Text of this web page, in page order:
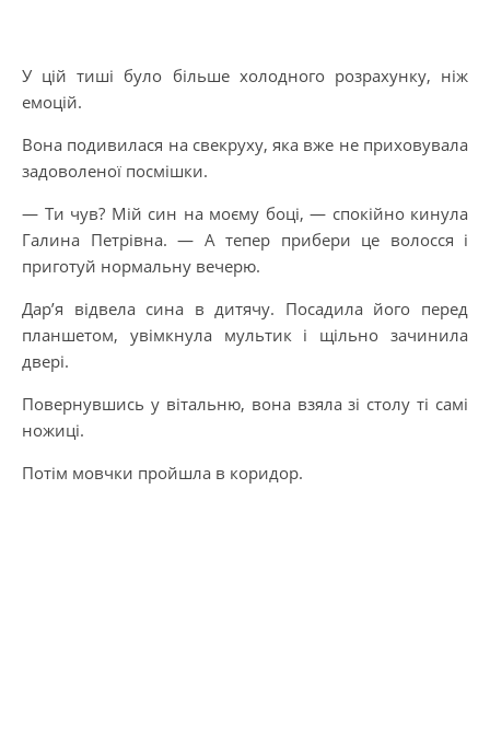
У цій тиші було більше холодного розрахунку, ніж
емоцій.
Вона подивилася на свекруху, яка вже не приховувала
задоволеної посмішки.
— Ти чув? Мій син на моєму боці, — спокійно кинула
Галина Петрівна. — А тепер прибери це волосся і
приготуй нормальну вечерю.
Дар’я відвела сина в дитячу. Посадила його перед
планшетом, увімкнула мультик і щільно зачинила
двері.
Повернувшись у вітальню, вона взяла зі столу ті самі
ножиці.
Потім мовчки пройшла в коридор.